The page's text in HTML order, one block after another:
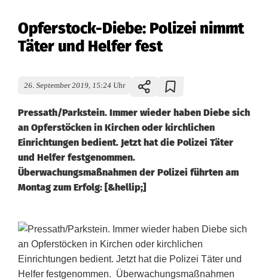
Opferstock-Diebe: Polizei nimmt
Täter und Helfer fest
26. September 2019, 15:24 Uhr
Pressath/Parkstein. Immer wieder haben Diebe sich
an Opferstöcken in Kirchen oder kirchlichen
Einrichtungen bedient. Jetzt hat die Polizei Täter
und Helfer festgenommen.
Überwachungsmaßnahmen der Polizei führten am
Montag zum Erfolg: [&hellip;]